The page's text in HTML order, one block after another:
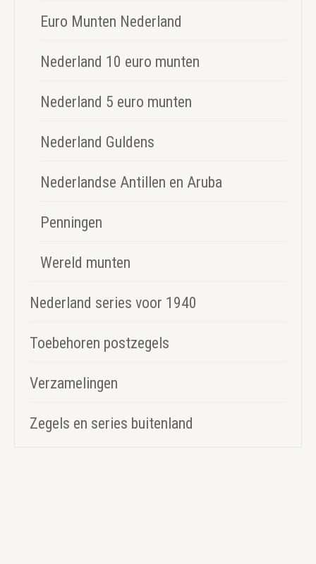
Euro Munten Nederland
Nederland 10 euro munten
Nederland 5 euro munten
Nederland Guldens
Nederlandse Antillen en Aruba
Penningen
Wereld munten
Nederland series voor 1940
Toebehoren postzegels
Verzamelingen
Zegels en series buitenland